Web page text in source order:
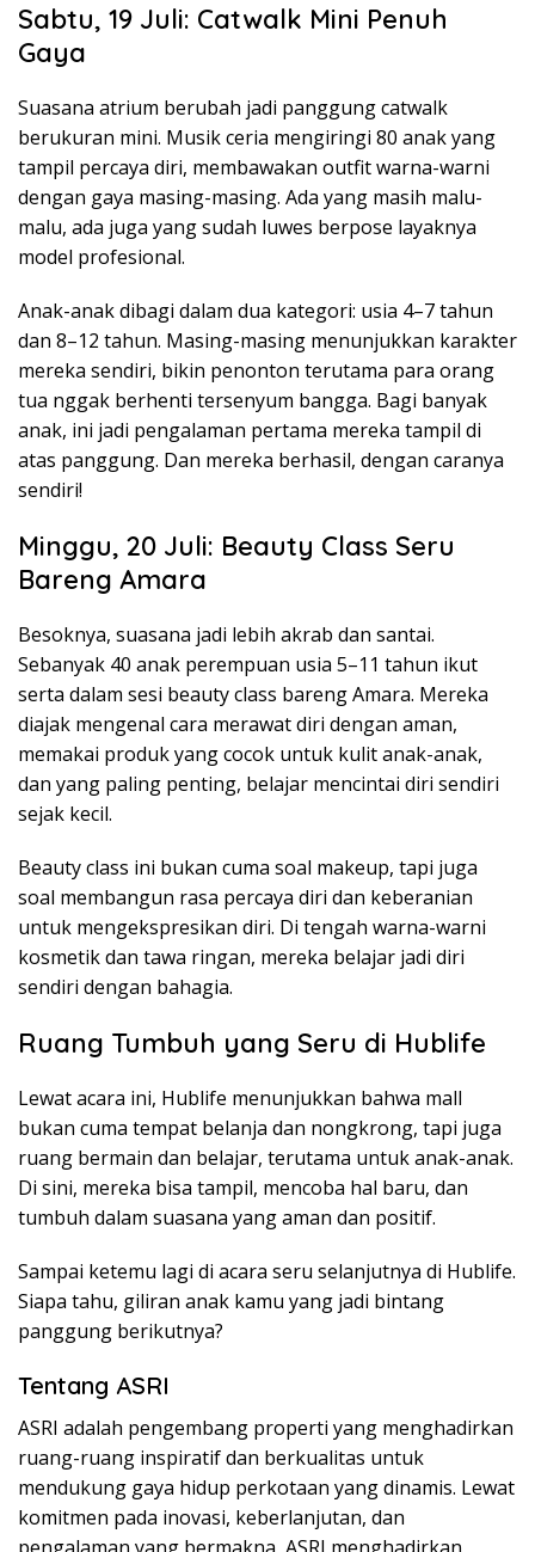
Sabtu, 19 Juli: Catwalk Mini Penuh
Gaya
Suasana atrium berubah jadi panggung catwalk
berukuran mini. Musik ceria mengiringi 80 anak yang
tampil percaya diri, membawakan outfit warna-warni
dengan gaya masing-masing. Ada yang masih malu-
malu, ada juga yang sudah luwes berpose layaknya
model profesional.
Anak-anak dibagi dalam dua kategori: usia 4–7 tahun
dan 8–12 tahun. Masing-masing menunjukkan karakter
mereka sendiri, bikin penonton terutama para orang
tua nggak berhenti tersenyum bangga. Bagi banyak
anak, ini jadi pengalaman pertama mereka tampil di
atas panggung. Dan mereka berhasil, dengan caranya
sendiri!
Minggu, 20 Juli: Beauty Class Seru
Bareng Amara
Besoknya, suasana jadi lebih akrab dan santai.
Sebanyak 40 anak perempuan usia 5–11 tahun ikut
serta dalam sesi beauty class bareng Amara. Mereka
diajak mengenal cara merawat diri dengan aman,
memakai produk yang cocok untuk kulit anak-anak,
dan yang paling penting, belajar mencintai diri sendiri
sejak kecil.
Beauty class ini bukan cuma soal makeup, tapi juga
soal membangun rasa percaya diri dan keberanian
untuk mengekspresikan diri. Di tengah warna-warni
kosmetik dan tawa ringan, mereka belajar jadi diri
sendiri dengan bahagia.
Ruang Tumbuh yang Seru di Hublife
Lewat acara ini, Hublife menunjukkan bahwa mall
bukan cuma tempat belanja dan nongkrong, tapi juga
ruang bermain dan belajar, terutama untuk anak-anak.
Di sini, mereka bisa tampil, mencoba hal baru, dan
tumbuh dalam suasana yang aman dan positif.
Sampai ketemu lagi di acara seru selanjutnya di Hublife.
Siapa tahu, giliran anak kamu yang jadi bintang
panggung berikutnya?
Tentang ASRI
ASRI adalah pengembang properti yang menghadirkan
ruang-ruang inspiratif dan berkualitas untuk
mendukung gaya hidup perkotaan yang dinamis. Lewat
komitmen pada inovasi, keberlanjutan, dan
pengalaman yang bermakna, ASRI menghadirkan